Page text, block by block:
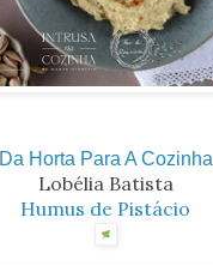
Da Horta Para A Cozinha
Lobélia Batista
Humus de Pistácio